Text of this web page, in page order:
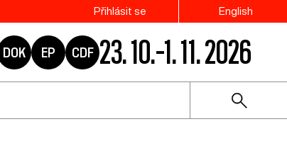
Přihlásit se English
DOK EP CDF 23. 10.–1. 11. 2026